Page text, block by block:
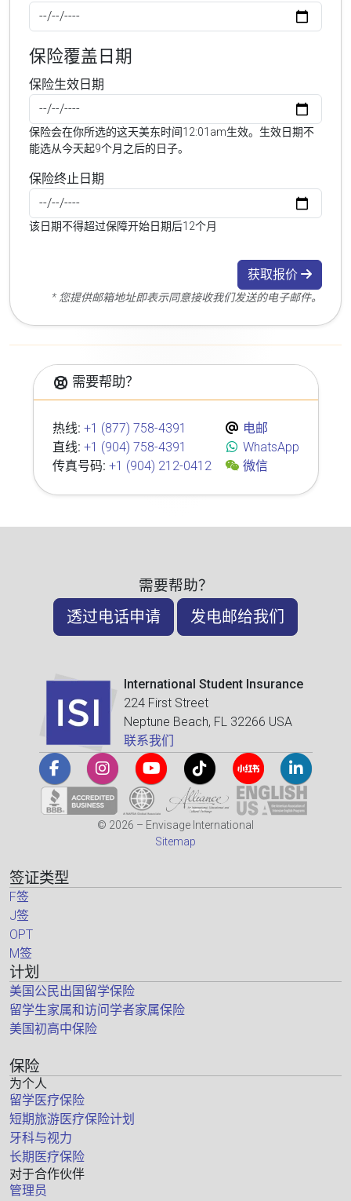
保险覆盖日期
保险生效日期
保险会在你所选的这天美东时间12:01am生效。生效日期不
能选从今天起9个月之后的日子。
保险终止日期
该日期不得超过保障开始日期后12个月
获取报价
* 您提供邮箱地址即表示同意接收我们发送的电子邮件。
需要帮助？
热线: +1 (877) 758-4391
直线: +1 (904) 758-4391
传真号码: +1 (904) 212-0412
电邮
WhatsApp
微信
需要帮助？
透过电话申请 发电邮给我们
International Student Insurance
224 First Street
Neptune Beach, FL 32266 USA
联系我们
© 2026 – Envisage International
Sitemap
签证类型
F签
J签
OPT
M签
计划
美国公民出国留学保险
留学生家属和访问学者家属保险
美国初高中保险
保险
为个人
留学医疗保险
短期旅游医疗保险计划
牙科与视力
长期医疗保险
对于合作伙伴
管理员